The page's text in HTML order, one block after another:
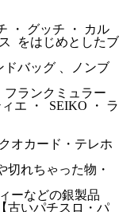
・ グッチ ・ カル
をはじめとしたブ
ドバッグ 、ノンブ
フランクミュラー
エ ・ SEIKO ・ ラ
オカード・テレホ
れちゃった物・
ーなどの銀製品
古いパチスロ・パ